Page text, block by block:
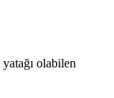
olabilen